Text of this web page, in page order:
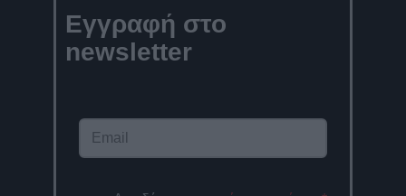
Εγγραφή στο
newsletter